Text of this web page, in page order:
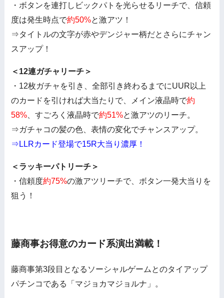
・ボタンを連打しビックパトを光らせるリーチで、信頼
度は発生時点で約50%と激アツ！
⇒タイトルの文字が赤やデンジャー柄だとさらにチャン
スアップ！
＜12連ガチャリーチ＞
・12枚ガチャを引き、全部引き終わるまでにUUR以上
のカードを引ければ大当たりで、メイン液晶時で約
58% 、すごろく液晶時で約51%と激アツのリーチ。
⇒ガチャコの髪の色、表情の変化でチャンスアップ。
⇒LLRカード登場で15R大当り濃厚！
＜ラッキーパトリーチ＞
・信頼度約75%の激アツリーチで、ボタン一発大当りを
狙う！
藤商事お得意のカード系演出満載！
藤商事第3段目となるソーシャルゲームとのタイアップ
パチンコである「マジョカマジョルナ」。